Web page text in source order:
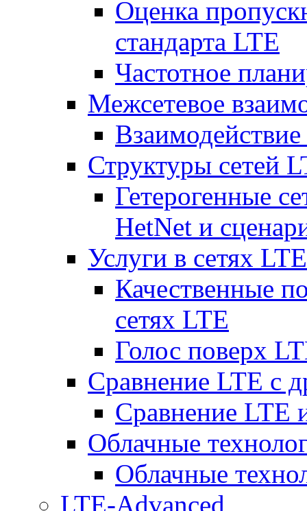
Оценка
стандарта LTE
Частотное
Межсетевое
Структуры сетей
Гетерогенные
HetNet и
Услуги в сетях LTE
Качественные
сетях LTE
Голос поверх
Сравнение LTE с
Сравнение LTE
Облачные
Облачные
LTE-Advanced